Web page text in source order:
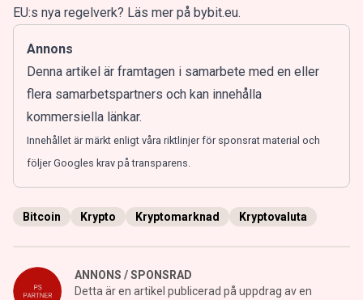
EU:s nya regelverk? Läs mer på bybit.eu.
Annons
Denna artikel är framtagen i samarbete med en eller
flera samarbetspartners och kan innehålla
kommersiella länkar.
Innehållet är märkt enligt våra riktlinjer för sponsrat material och
följer Googles krav på transparens.
Bitcoin Krypto Kryptomarknad Kryptovaluta
ANNONS / SPONSRAD
Detta är en artikel publicerad på uppdrag av en